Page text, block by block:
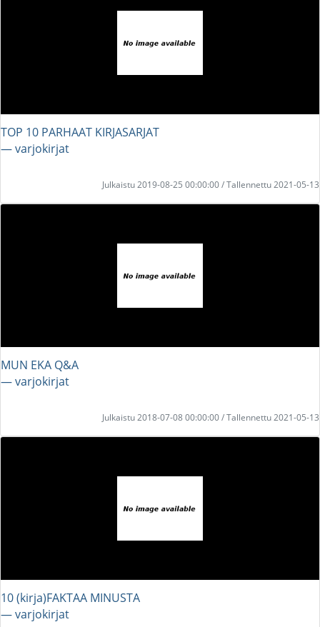
TOP 10 PARHAAT KIRJASARJAT
― varjokirjat
Julkaistu 2019-08-25 00:00:00 / Tallennettu 2021-05-13
MUN EKA Q&A
― varjokirjat
Julkaistu 2018-07-08 00:00:00 / Tallennettu 2021-05-13
10 (kirja)FAKTAA MINUSTA
― varjokirjat